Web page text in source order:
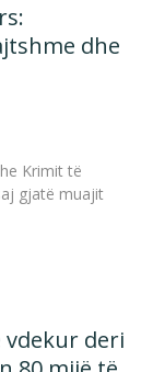
dhe
Krimit të
gjatë muajit
deri